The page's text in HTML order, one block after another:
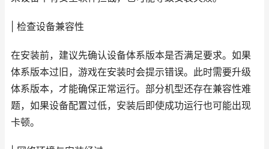
| 检查设备兼容性
在安装前，建议先确认设备体系版本是否满足要求。如果
体系版本过旧，游戏在安装时会提示错误。此时需要升级
体系版本，才能确保正常运行。部分机型还存在兼容性难
题，如果设备配置过低，安装后即使成功运行也可能出现
卡顿。